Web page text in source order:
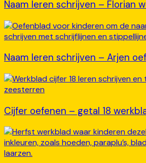
Naam leren schrijven – Florian
Naam leren schrijven – Arjen
Cijfer oefenen – getal 18